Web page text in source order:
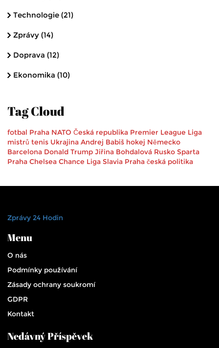
Technologie (21)
Zprávy (14)
Doprava (12)
Ekonomika (10)
Tag Cloud
fotbal Praha NATO Česká republika Premier League Liga
mistrů tenis Ukrajina Andrej Babiš hokej Německo
Barcelona Donald Trump Jiřina Bohdalová Rusko Sparta
Praha Chelsea Chance Liga Slavia Praha česká politika
Zprávy 24 Hodin
Menu
O nás
Podmínky používání
Zásady ochrany soukromí
GDPR
Kontakt
Nedávný Příspěvek